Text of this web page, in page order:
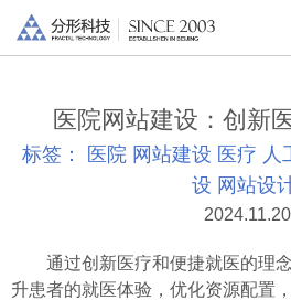
医院网站建设：创新
标签： 医院 网站建设 医疗 人
设 网站设
2024.11.20
通过创新医疗和便捷就医的理念
升患者的就医体验，优化资源配置